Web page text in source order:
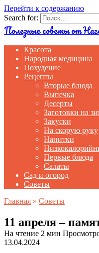
Перейти к содержанию
Search for:
Полезные советы от
Красота
Народная медицина
Похудение
Рецепты
Вторые блюда
Выпечка
Десерты
Заготовки на
Закуски
На скорую руку
Напитки
Первые блюда
Салаты
Сад и огород
Советы
Главная » Советы
11 апреля –
На чтение 2 мин
13.04.2024